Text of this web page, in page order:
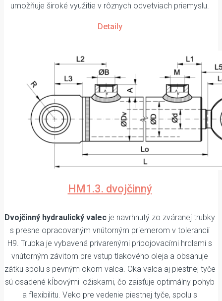
umožňuje široké využitie v rôznych odvetviach priemyslu.
Detaily
HM1.3. dvojčinný
Dvojčinný hydraulický valec je navrhnutý zo zváranej trubky
s presne opracovaným vnútorným priemerom v tolerancii
H9. Trubka je vybavená privarenými pripojovacími hrdlami s
vnútorným závitom pre vstup tlakového oleja a obsahuje
zátku spolu s pevným okom valca. Oka valca aj piestnej tyče
sú osadené kĺbovými ložiskami, čo zaisťuje optimálny pohyb
a flexibilitu. Veko pre vedenie piestnej tyče, spolu s